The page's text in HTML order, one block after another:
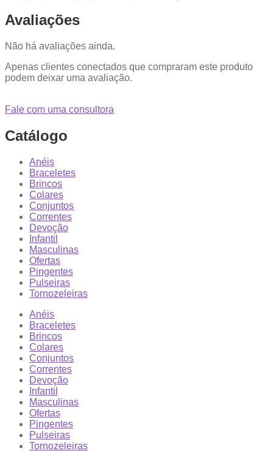
Avaliações
Não há avaliações ainda.
Apenas clientes conectados que compraram este produto
podem deixar uma avaliação.
Fale com uma consultora
Catálogo
Anéis
Braceletes
Brincos
Colares
Conjuntos
Correntes
Devoção
Infantil
Masculinas
Ofertas
Pingentes
Pulseiras
Tornozeleiras
Anéis
Braceletes
Brincos
Colares
Conjuntos
Correntes
Devoção
Infantil
Masculinas
Ofertas
Pingentes
Pulseiras
Tornozeleiras